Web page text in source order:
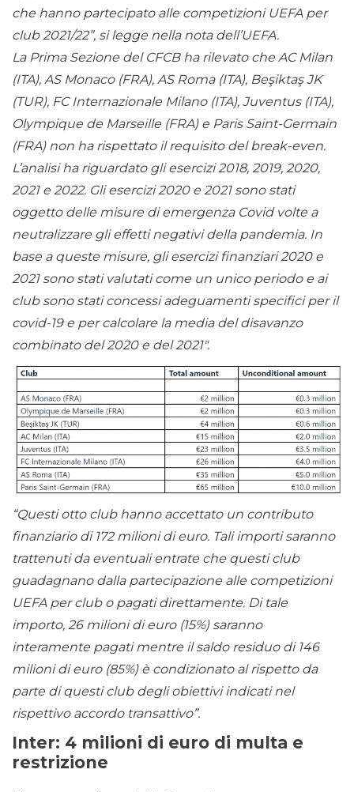
che hanno partecipato alle competizioni UEFA per
club 2021/22”, si legge nella nota dell’UEFA.
La Prima Sezione del CFCB ha rilevato che AC Milan
(ITA), AS Monaco (FRA), AS Roma (ITA), Beşiktaş JK
(TUR), FC Internazionale Milano (ITA), Juventus (ITA),
Olympique de Marseille (FRA) e Paris Saint-Germain
(FRA) non ha rispettato il requisito del break-even.
L’analisi ha riguardato gli esercizi 2018, 2019, 2020,
2021 e 2022. Gli esercizi 2020 e 2021 sono stati
oggetto delle misure di emergenza Covid volte a
neutralizzare gli effetti negativi della pandemia. In
base a queste misure, gli esercizi finanziari 2020 e
2021 sono stati valutati come un unico periodo e ai
club sono stati concessi adeguamenti specifici per il
covid-19 e per calcolare la media del disavanzo
combinato del 2020 e del 2021″.
“Questi otto club hanno accettato un contributo
finanziario di 172 milioni di euro. Tali importi saranno
trattenuti da eventuali entrate che questi club
guadagnano dalla partecipazione alle competizioni
UEFA per club o pagati direttamente. Di tale
importo, 26 milioni di euro (15%) saranno
interamente pagati mentre il saldo residuo di 146
milioni di euro (85%) è condizionato al rispetto da
parte di questi club degli obiettivi indicati nel
rispettivo accordo transattivo”.
Inter: 4 milioni di euro di multa e
restrizione